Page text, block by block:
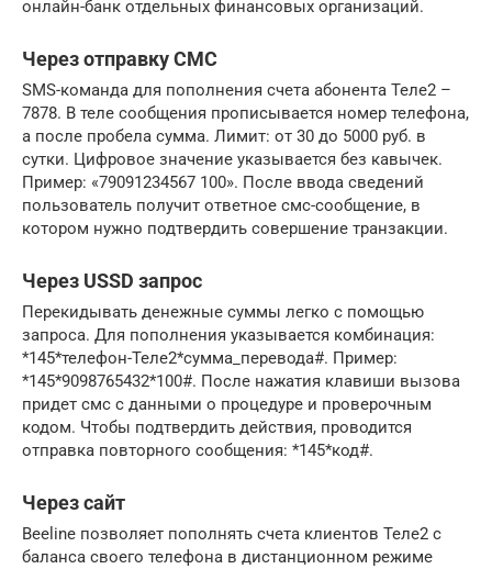
онлайн-банк отдельных финансовых организаций.
Через отправку СМС
SMS-команда для пополнения счета абонента Теле2 –
7878. В теле сообщения прописывается номер телефона,
а после пробела сумма. Лимит: от 30 до 5000 руб. в
сутки. Цифровое значение указывается без кавычек.
Пример: «79091234567 100». После ввода сведений
пользователь получит ответное смс-сообщение, в
котором нужно подтвердить совершение транзакции.
Через USSD запрос
Перекидывать денежные суммы легко с помощью
запроса. Для пополнения указывается комбинация:
*145*телефон-Теле2*сумма_перевода#. Пример:
*145*9098765432*100#. После нажатия клавиши вызова
придет смс с данными о процедуре и проверочным
кодом. Чтобы подтвердить действия, проводится
отправка повторного сообщения: *145*код#.
Через сайт
Beeline позволяет пополнять счета клиентов Теле2 с
баланса своего телефона в дистанционном режиме